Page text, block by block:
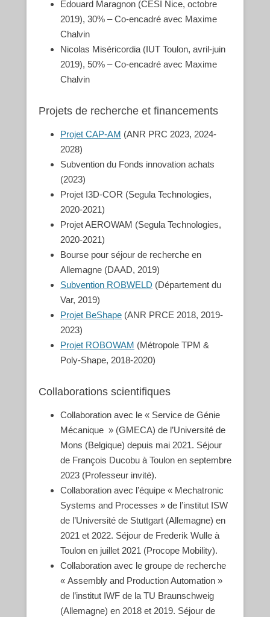
Edouard Maragnon (CESI Nice, octobre
2019), 30% – Co-encadré avec Maxime
Chalvin
Nicolas Miséricordia (IUT Toulon, avril-juin
2019), 50% – Co-encadré avec Maxime
Chalvin
Projets de recherche et financements
Projet CAP-AM (ANR PRC 2023, 2024-
2028)
Subvention du Fonds innovation achats
(2023)
Projet I3D-COR (Segula Technologies,
2020-2021)
Projet AEROWAM (Segula Technologies,
2020-2021)
Bourse pour séjour de recherche en
Allemagne (DAAD, 2019)
Subvention ROBWELD (Département du
Var, 2019)
Projet BeShape (ANR PRCE 2018, 2019-
2023)
Projet ROBOWAM (Métropole TPM &
Poly-Shape, 2018-2020)
Collaborations scientifiques
Collaboration avec le « Service de Génie
Mécanique » (GMECA) de l’Université de
Mons (Belgique) depuis mai 2021. Séjour
de François Ducobu à Toulon en septembre
2023 (Professeur invité).
Collaboration avec l’équipe « Mechatronic
Systems and Processes » de l’institut ISW
de l’Université de Stuttgart (Allemagne) en
2021 et 2022. Séjour de Frederik Wulle à
Toulon en juillet 2021 (Procope Mobility).
Collaboration avec le groupe de recherche
« Assembly and Production Automation »
de l’institut IWF de la TU Braunschweig
(Allemagne) en 2018 et 2019. Séjour de